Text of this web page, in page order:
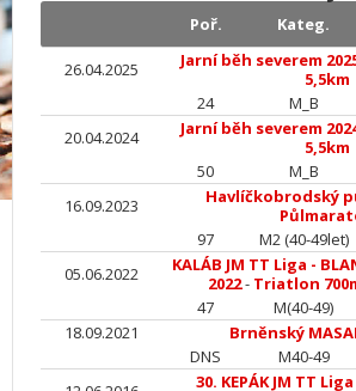
Poř. Kateg.
26.04.2025 Jarní běh severem
5,5km
24
M_B
20.04.2024
Jarní běh severem
5,5km
50
M_B
16.09.2023
Havlíčkobrodský
97
M2 (40-49let)
05.06.2022
KALÁB JM TT Liga -
2022- Triatlon
47
M(40-49)
18.09.2021
Brněnský
DNS
M40-49
30. KEPÁK JM TT